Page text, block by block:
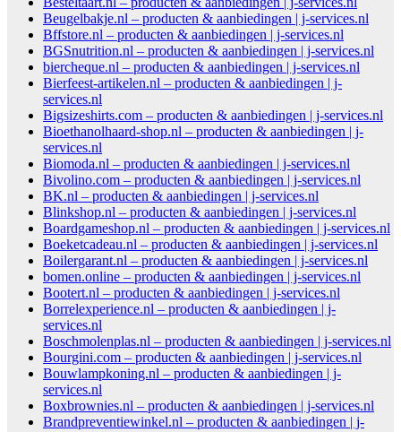
Beugelbakje.nl – producten & aanbiedingen | j-services.nl
Bffstore.nl – producten & aanbiedingen | j-services.nl
BGSnutrition.nl – producten & aanbiedingen | j-services.nl
biercheque.nl – producten & aanbiedingen | j-services.nl
Bierfeest-artikelen.nl – producten & aanbiedingen | j-
services.nl
Bigsizeshirts.com – producten & aanbiedingen | j-services.nl
Bioethanolhaard-shop.nl – producten & aanbiedingen | j-
services.nl
Biomoda.nl – producten & aanbiedingen | j-services.nl
Bivolino.com – producten & aanbiedingen | j-services.nl
BK.nl – producten & aanbiedingen | j-services.nl
Blinkshop.nl – producten & aanbiedingen | j-services.nl
Boardgameshop.nl – producten & aanbiedingen | j-services.nl
Boeketcadeau.nl – producten & aanbiedingen | j-services.nl
Boilergarant.nl – producten & aanbiedingen | j-services.nl
bomen.online – producten & aanbiedingen | j-services.nl
Bootert.nl – producten & aanbiedingen | j-services.nl
Borrelexperience.nl – producten & aanbiedingen | j-
services.nl
Boschmolenplas.nl – producten & aanbiedingen | j-services.nl
Bourgini.com – producten & aanbiedingen | j-services.nl
Bouwlampkoning.nl – producten & aanbiedingen | j-
services.nl
Boxbrownies.nl – producten & aanbiedingen | j-services.nl
Brandpreventiewinkel.nl – producten & aanbiedingen | j-